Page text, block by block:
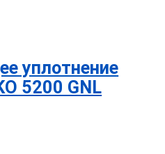
уплотнение
5200 GNL